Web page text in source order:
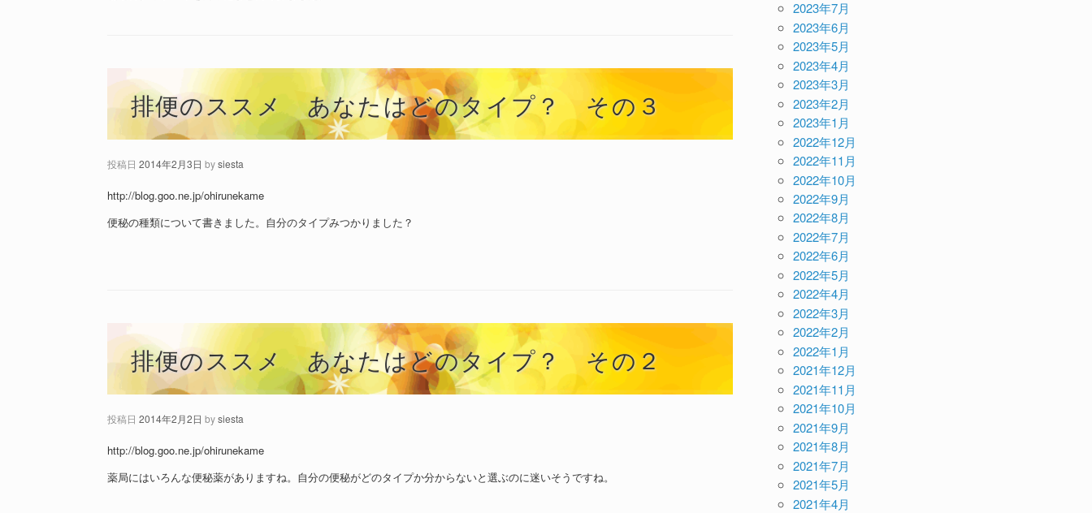
排便のススメ あなたはどのタイプ？ その３
投稿日 2014年2月3日 bysiesta
http://blog.goo.ne.jp/ohirunekame
便秘の種類について書きました。自分のタイプみつかりました？
排便のススメ あなたはどのタイプ？ その２
投稿日 2014年2月2日 bysiesta
http://blog.goo.ne.jp/ohirunekame
薬局にはいろんな便秘薬がありますね。自分の便秘がどのタイプか分からないと選ぶのに迷いそうですね。
2023年7月
2023年6月
2023年5月
2023年4月
2023年3月
2023年2月
2023年1月
2022年12月
2022年11月
2022年10月
2022年9月
2022年8月
2022年7月
2022年6月
2022年5月
2022年4月
2022年3月
2022年2月
2022年1月
2021年12月
2021年11月
2021年10月
2021年9月
2021年8月
2021年7月
2021年5月
2021年4月